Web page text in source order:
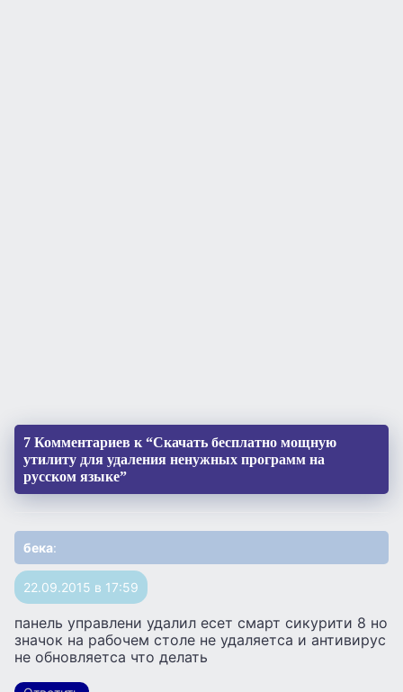
7 Комментариев к “Скачать бесплатно мощную
утилиту для удаления ненужных программ на
русском языке”
бека:
22.09.2015 в 17:59
панель управлени удалил есет смарт сикурити 8 но
значок на рабочем столе не удаляетса и антивирус
не обновляетса что делать